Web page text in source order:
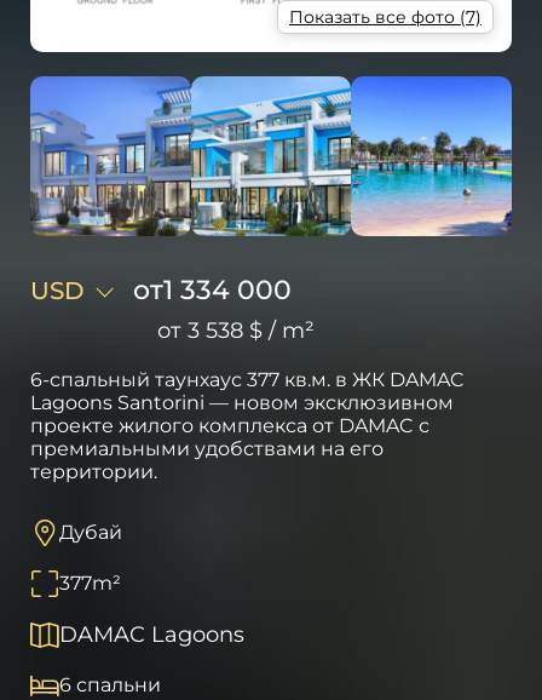
6-спальный таунхаус 377 кв.м. в ЖК DAMAC
Lagoons Santorini — новом эксклюзивном
проекте жилого комплекса от DAMAC с
премиальными удобствами на его
территории.
Дубай
377m²
DAMAC Lagoons
6 спальни
USD от1 334 000
от 3 538 $ / m²
Показать все фото (7)